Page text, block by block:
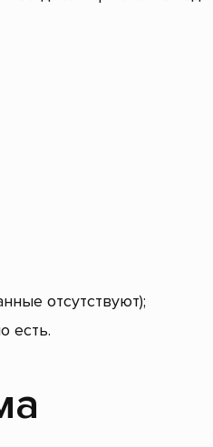
отсутствуют);
есть.